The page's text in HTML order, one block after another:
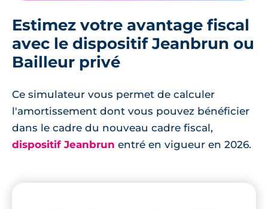
Estimez votre avantage fiscal
avec le dispositif Jeanbrun ou
Bailleur privé
Ce simulateur vous permet de calculer
l'amortissement dont vous pouvez bénéficier
dans le cadre du nouveau cadre fiscal,
dispositif Jeanbrun entré en vigueur en 2026.